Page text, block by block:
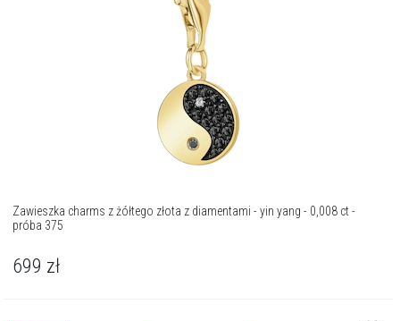
Zawieszka charms z żółtego złota z diamentami - yin yang - 0,008 ct -
próba 375
699 zł